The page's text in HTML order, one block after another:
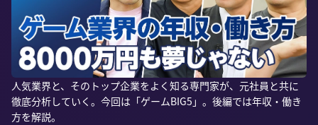
人気業界と、そのトップ企業をよく知る専門家が、元社員と共に
徹底分析していく。今回は「ゲームBIG5」。後編では年収・働き
方を解説。